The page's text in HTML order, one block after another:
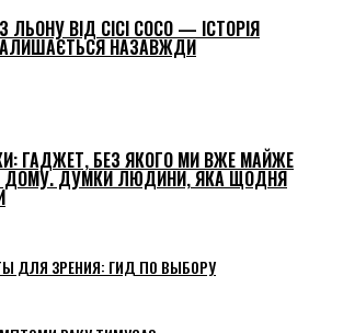
ВІД CICI COCO — ІСТОРІЯ
НАЗАВЖДИ
ГАДЖЕТ, БЕЗ ЯКОГО МИ ВЖЕ МАЙЖЕ
ДОМУ. ДУМКИ ЛЮДИНИ, ЯКА ЩОДНЯ
ДЛЯ ЗРЕНИЯ: ГИД ПО ВЫБОРУ